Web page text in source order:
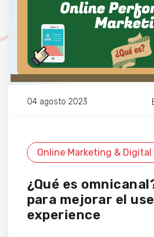
04 agosto 2023
Online Marketing &
¿Qué es
para mejorar el
experience